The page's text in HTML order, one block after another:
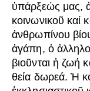
ὑπάρξεώς μας,
κοινωνικοῦ καί
ἀνθρωπίνου
ἀγάπη, ὁ
βιοῦνται ἡ ζωή
θεία δωρεά. Ἡ